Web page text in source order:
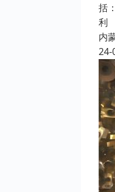
括
利
内
24-